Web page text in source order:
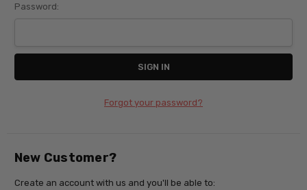
Password:
Forgot your password?
New Customer?
Create an account with us and you'll be able to: